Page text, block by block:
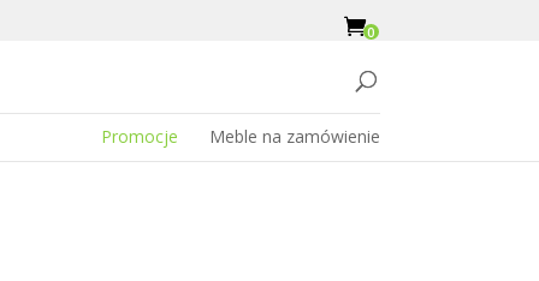
0
Promocje Meble na zamówienie